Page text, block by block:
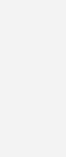
Energiebilanz
der
einen
Institut für
zur
und wird
Last habe bei 57,1
Fraunhofer ISE.
aus der
ISE